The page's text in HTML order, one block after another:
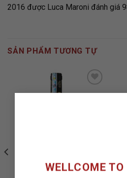
WELLCOME
2016 được Luca Maroni đánh giá
SẢN PHẨM TƯƠNG TỰ